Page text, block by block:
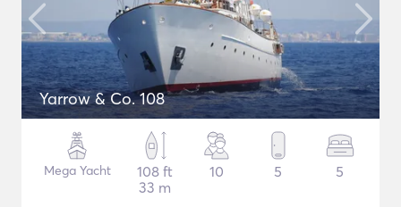
Yarrow & Co. 108
Mega Yacht
108 ft
33 m
10 5 5